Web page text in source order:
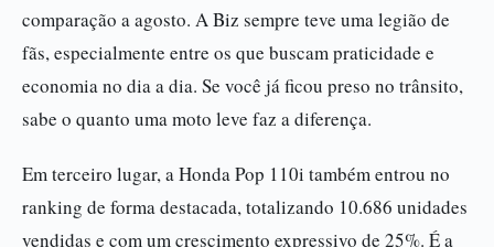
comparação a agosto. A Biz sempre teve uma legião de
fãs, especialmente entre os que buscam praticidade e
economia no dia a dia. Se você já ficou preso no trânsito,
sabe o quanto uma moto leve faz a diferença.
Em terceiro lugar, a Honda Pop 110i também entrou no
ranking de forma destacada, totalizando 10.686 unidades
vendidas e com um crescimento expressivo de 25%. É a